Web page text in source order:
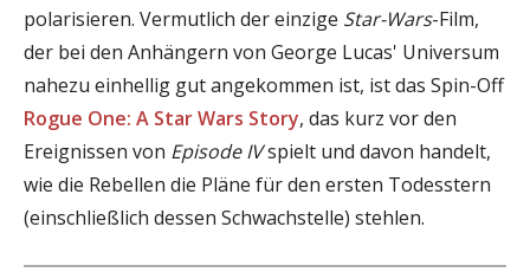
polarisieren. Vermutlich der einzige Star-Wars-Film,
der bei den Anhängern von George Lucas' Universum
nahezu einhellig gut angekommen ist, ist das Spin-Off
Rogue One: A Star Wars Story, das kurz vor den
Ereignissen von Episode IVspielt und davon handelt,
wie die Rebellen die Pläne für den ersten Todesstern
(einschließlich dessen Schwachstelle) stehlen.